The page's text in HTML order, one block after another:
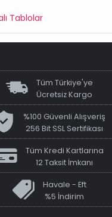
Tablolar
Tüm Türkiye'ye
Ücretsiz Kargo
%100 Güvenli Alışveriş
256 Bit SSL Sertifikası
Tüm Kredi Kartlarına
12 Taksit İmkanı
Havale - Eft
%5 İndirim